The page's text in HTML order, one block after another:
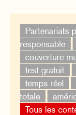
Partenariats
responsable
couverture
test gratuit
temps réel
totale
Tous les